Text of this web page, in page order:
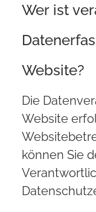
Wer ist
Website?
Die
Website
können Sie